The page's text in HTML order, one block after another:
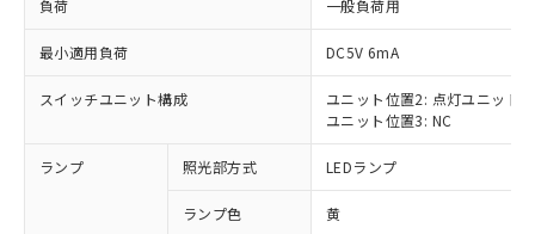
負荷 一般負荷用
最小適用負荷 DC5V 6mA
スイッチユニット構成
ユニット位置2: 点灯ユニット
ユニット位置3: NC
ランプ 照光部方式 LEDランプ
ランプ色 黄
非含有に対応した製品が提供可能な商品で